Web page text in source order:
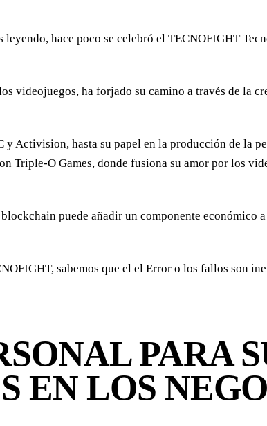
hace poco se celebró el TECNOFIGHT
videojuegos, ha forjado su camino a través de la
Activision, hasta su papel en la producción de la
Triple-O Games, donde fusiona su amor por los
puede añadir un componente económico
sabemos que el el Error o los fallos son
PARA
EN LOS